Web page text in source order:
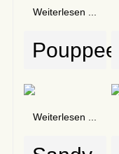
Weiterlesen ...
Pouppee
Weiterlesen ...